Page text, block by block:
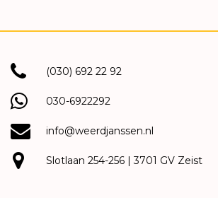
(030) 692 22 92
030-6922292
info@weerdjanssen.nl
Slotlaan 254-256 | 3701 GV Zeist